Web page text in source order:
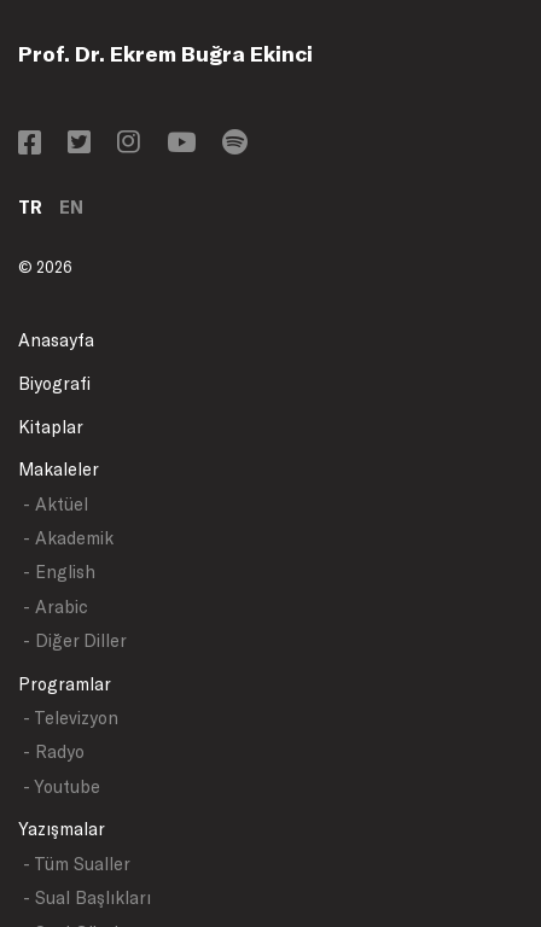
Prof. Dr. Ekrem Buğra Ekinci
TR EN
© 2026
Anasayfa
Biyografi
Kitaplar
Makaleler
- Aktüel
- Akademik
- English
- Arabic
- Diğer Diller
Programlar
- Televizyon
- Radyo
- Youtube
Yazışmalar
- Tüm Sualler
- Sual Başlıkları